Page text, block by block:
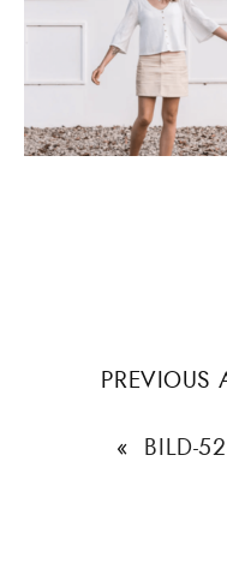
PREVIOUS
« BILD-